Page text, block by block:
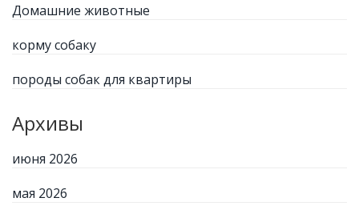
Домашние животные
корму собаку
породы собак для квартиры
Архивы
июня 2026
мая 2026